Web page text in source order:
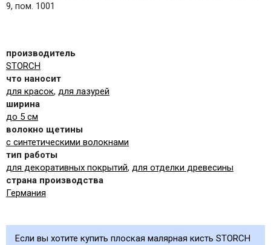
9, пом. 1001
производитель
STORCH
что наносит
для красок, для лазурей
ширина
до 5 см
волокно щетины
с синтетическими волокнами
тип работы
для декоративных покрытий, для отделки древесины
страна производства
Германия
Если вы хотите купить плоская малярная кисть STORCH